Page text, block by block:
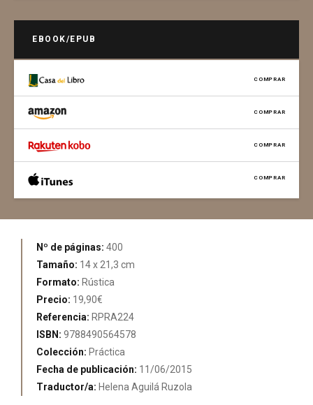
EBOOK/EPUB
COMPRAR
COMPRAR
COMPRAR
COMPRAR
Nº de páginas: 400
Tamaño: 14 x 21,3 cm
Formato: Rústica
Precio: 19,90€
Referencia: RPRA224
ISBN: 9788490564578
Colección: Práctica
Fecha de publicación: 11/06/2015
Traductor/a: Helena Aguilá Ruzola